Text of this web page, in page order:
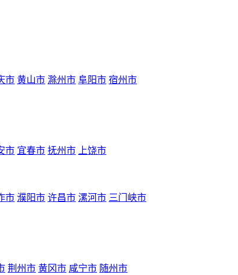
市 黄山市 滁州市 阜阳市 宿州市
市 宜春市 抚州市 上饶市
市 濮阳市 许昌市 漯河市 三门峡市
荆州市 黄冈市 咸宁市 随州市